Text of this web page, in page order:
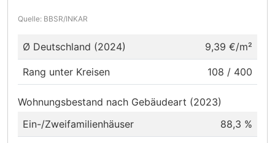
Quelle: BBSR/INKAR
Ø Deutschland (2024) 9,39 €/m²
Rang unter Kreisen 108 / 400
Wohnungsbestand nach Gebäudeart (2023)
Ein-/Zweifamilienhäuser
88,3 %